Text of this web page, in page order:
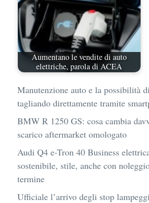
Aumentano le vendite di auto
elettriche, parola di ACEA
Manutenzione auto e la possibilità
tagliando direttamente tramite
BMW R 1250 GS: cosa cambia
scarico aftermarket omologato
Audi Q4 e-Tron 40 Business
sostenibile, stile, anche con
termine
Ufficiale l’arrivo degli stop